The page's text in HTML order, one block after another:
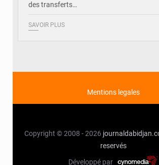
des transferts…
SAVOIR PLUS
Mentions legales
Copyright © 2008 - 2026
reservés
Développé par